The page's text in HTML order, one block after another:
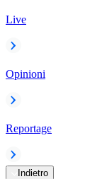
Live
Opinioni
Reportage
Indietro